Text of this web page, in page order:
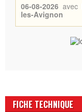
06-08-2026 avec
les-Avignon
FICHE TECHNIQUE